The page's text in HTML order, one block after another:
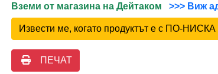
Вземи от магазина на Дейтаком
>>> Виж
Извести ме, когато продуктът е с ПО-
ПЕЧАТ